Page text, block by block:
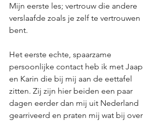
Mijn eerste les; vertrouw die andere
verslaafde zoals je zelf te vertrouwen
bent.
Het eerste echte, spaarzame
persoonlijke contact heb ik met Jaap
en Karin die bij mij aan de eettafel
zitten. Zij zijn hier beiden een paar
dagen eerder dan mij uit Nederland
gearriveerd en praten mij wat bij over